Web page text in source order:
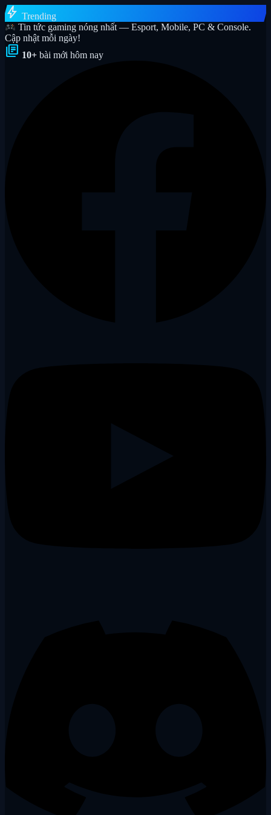
bolt Trending
Tin tức gaming nóng nhất — Esport, Mobile, PC & Console.
Cập nhật mỗi ngày!
library_books 10+ bài mới hôm nay